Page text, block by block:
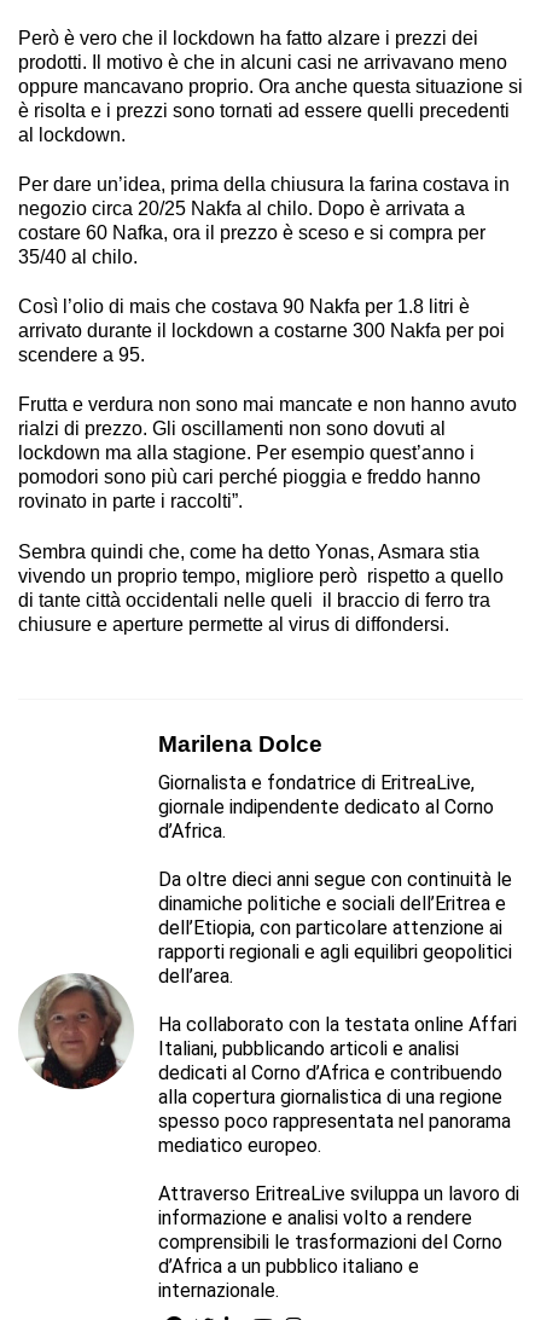
Però è vero che il lockdown ha fatto alzare i prezzi dei
prodotti. Il motivo è che in alcuni casi ne arrivavano meno
oppure mancavano proprio. Ora anche questa situazione si
è risolta e i prezzi sono tornati ad essere quelli precedenti
al lockdown.
Per dare un’idea, prima della chiusura la farina costava in
negozio circa 20/25 Nakfa al chilo. Dopo è arrivata a
costare 60 Nafka, ora il prezzo è sceso e si compra per
35/40 al chilo.
Così l’olio di mais che costava 90 Nakfa per 1.8 litri è
arrivato durante il lockdown a costarne 300 Nakfa per poi
scendere a 95.
Frutta e verdura non sono mai mancate e non hanno avuto
rialzi di prezzo. Gli oscillamenti non sono dovuti al
lockdown ma alla stagione. Per esempio quest’anno i
pomodori sono più cari perché pioggia e freddo hanno
rovinato in parte i raccolti”.
Sembra quindi che, come ha detto Yonas, Asmara stia
vivendo un proprio tempo, migliore però rispetto a quello
di tante città occidentali nelle queli il braccio di ferro tra
chiusure e aperture permette al virus di diffondersi.
Marilena Dolce
Giornalista e fondatrice di EritreaLive,
giornale indipendente dedicato al Corno
d’Africa.
Da oltre dieci anni segue con continuità le
dinamiche politiche e sociali dell’Eritrea e
dell’Etiopia, con particolare attenzione ai
rapporti regionali e agli equilibri geopolitici
dell’area.
Ha collaborato con la testata online Affari
Italiani, pubblicando articoli e analisi
dedicati al Corno d’Africa e contribuendo
alla copertura giornalistica di una regione
spesso poco rappresentata nel panorama
mediatico europeo.
Attraverso EritreaLive sviluppa un lavoro di
informazione e analisi volto a rendere
comprensibili le trasformazioni del Corno
d’Africa a un pubblico italiano e
internazionale.